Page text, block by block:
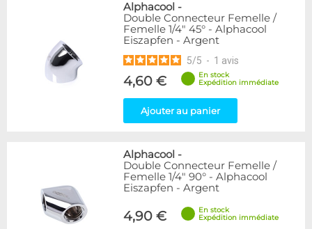
Alphacool -
Double Connecteur Femelle /
Femelle 1/4" 45° - Alphacool
Eiszapfen - Argent
5/5 - 1 avis
4,60 €
En stock
Expédition immédiate
Ajouter au panier
Alphacool -
Double Connecteur Femelle /
Femelle 1/4" 90° - Alphacool
Eiszapfen - Argent
4,90 €
En stock
Expédition immédiate